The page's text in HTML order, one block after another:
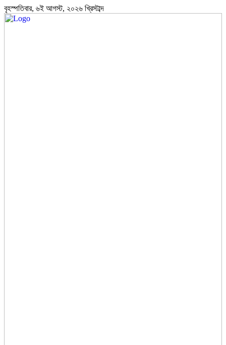
বৃহস্পতিবার, ৬ই আগস্ট, ২০২৬ খ্রিস্টাব্দ